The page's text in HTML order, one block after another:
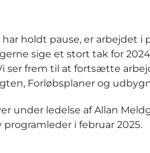
holdt pause, er arbejdet i
sige et stort tak for
ser frem til at fortsætte
Forløbsplaner og
under ledelse af Allan
i februar 2025.